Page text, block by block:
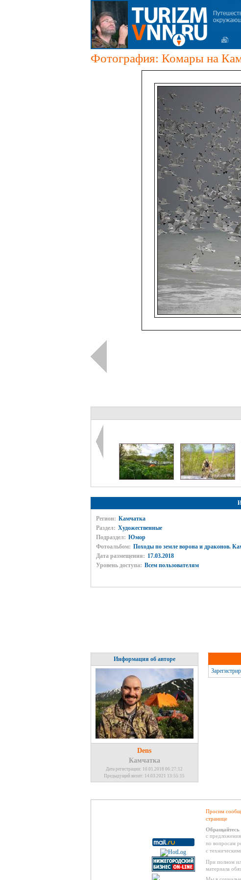
Фотография: Комары на
Регион: Камчатка
Раздел: Художественные
Подраздел: Юмор
Фотоальбом: Походы по земле ворона и драконов.
Дата размещения: 17.03.2018
Уровень доступа: Всем пользователям
Информация об авторе
Dens
Камчатка
Дата регистрации: 10.01.2018 06:27:12
Предыдущий визит: 14.03.2021 13:55:15
Просим
странице
Обращайтесь
с
по вопросам
с
При полном
материала